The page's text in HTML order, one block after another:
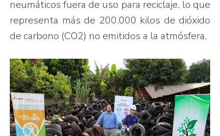
neumáticos fuera de uso para reciclaje, lo que
representa más de 200.000 kilos de dióxido
de carbono (CO2) no emitidos a la atmósfera.